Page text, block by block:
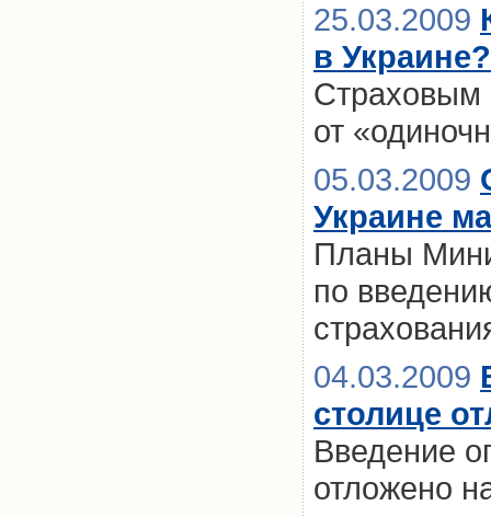
25.03.2009
в Украине?
Страховым
от
05.03.2009
Украине
Планы
по
04.03.2009
столице
Введение
отложено